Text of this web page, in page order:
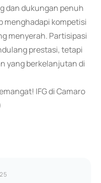
dan dukungan penuh
menghadapi kompetisi
menyerah. Partisipasi
prestasi, tetapi
yang berkelanjutan di
IFG di Camaro